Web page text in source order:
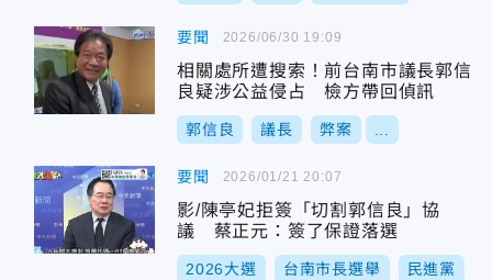
要聞
相關處所遭搜索！前台南市議長郭信
良疑涉公益侵占 檢方帶回偵訊
郭信良 議長 弊案
2026/06/30 19:09
要聞
影/陳亭妃拒簽「切割郭信良」協
議 蔡正元：簽了保證落選
2026大選 台南市長選舉 民進黨
2026/01/21 20:07